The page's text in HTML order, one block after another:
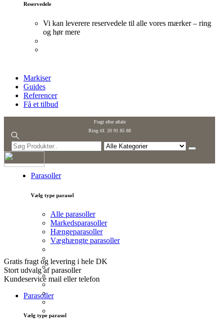
Reservedele
Vi kan leverere reservedele til alle vores mærker – ring
og hør mere
Markiser
Guides
Referencer
Få et tilbud
Fragt efter aftale
Ring tlf. 20 91 85 88
Kurv
Parasoller
Vælg type parasol
Alle parasoller
Markedsparasoller
Hængeparasoller
Væghængte parasoller
Gratis fragt og levering i hele DK
Stort udvalg af parasoller
Kundeservice mail eller telefon
Parasoller
Vælg type parasol